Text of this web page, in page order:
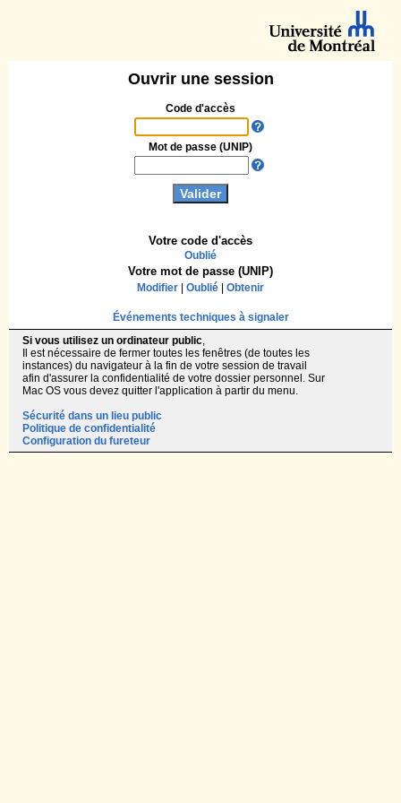
Ouvrir une session
Code d'accès
Votre code d'accès
Oublié
Mot de passe (UNIP)
Votre mot de passe (UNIP)
Modifier Oublié Obtenir
Événements techniques à signaler
Si vous utilisez un ordinateur public,
Il est nécessaire de fermer toutes les fenêtres (de toutes les
instances) du navigateur à la fin de votre session de travail
afin d'assurer la confidentialité de votre dossier personnel. Sur
Mac OS vous devez quitter l'application à partir du menu.
Sécurité dans un lieu public
Politique de confidentialité
Configuration du fureteur